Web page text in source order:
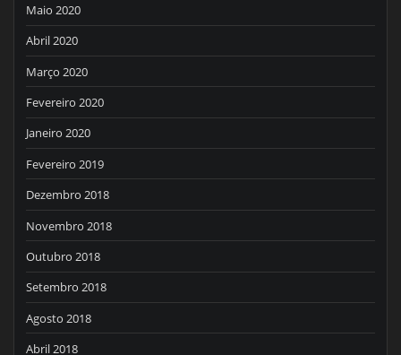
Maio 2020
Abril 2020
Março 2020
Fevereiro 2020
Janeiro 2020
Fevereiro 2019
Dezembro 2018
Novembro 2018
Outubro 2018
Setembro 2018
Agosto 2018
Abril 2018